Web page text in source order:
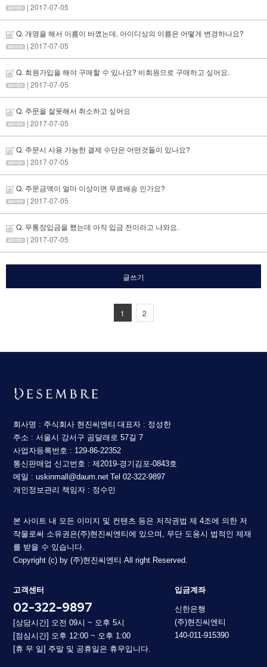
| 2017-07-05
Q. 개명을 해서 이름이 바꼈는데, 아이디상의 이름은 어떻게 변경하나요?
| 2017-07-05
Q. 회원가입을 해야 구매할 수 있나요? 비회원으로 구매하고 싶어요.
| 2017-07-05
Q. 주문을 잘못해서 취소하고 싶어요
| 2017-07-05
Q. 주문시 사용 가능한 결제 수단은 어떤것들이 있나요?
| 2017-07-05
Q. 주문금액이 얼마 이상이면 무료배송 인가요?
| 2017-07-05
Q. 무통장입금을 했는데 아직 입금 전이라고 나와요.
| 2017-07-05
글쓰기
1 2
회사명 : 주식회사 현진씨엔티 대표자 : 정성한
주소 : 서울시 강서구 곰달래로 57길 7
사업자등록번호 : 129-86-22352
통신판매업 신고번호 : 제2019-경기김포-0843호
메일 : uskinmall@daum.net Tel 02-322-9897
개인정보관리 책임자 : 정수민
본 사이트 내 모든 이미지 및 컨텐츠 등은 저작권법 제 4조에 의한 저
작물로써 소유권은(주)현진씨엔티에 있으며, 무단 도용시 법적인 제재
를 받을 수 있습니다.
Copyright (c) by (주)현진씨엔티 All right Reserved.
고객센터
02-322-9897
[상담시간] 오전 09시 ~ 오후 5시
[점심시간] 오후 12:00 ~ 오후 1:00
[휴 무 일] 주말 및 공휴일은 휴무입니다.
입금계좌
신한은행
(주)현진씨엔티
140-011-915390